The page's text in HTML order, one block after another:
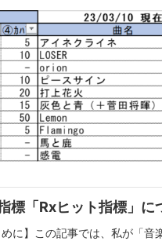
標「Rxヒット指標」に
めに】この記事では、私が「